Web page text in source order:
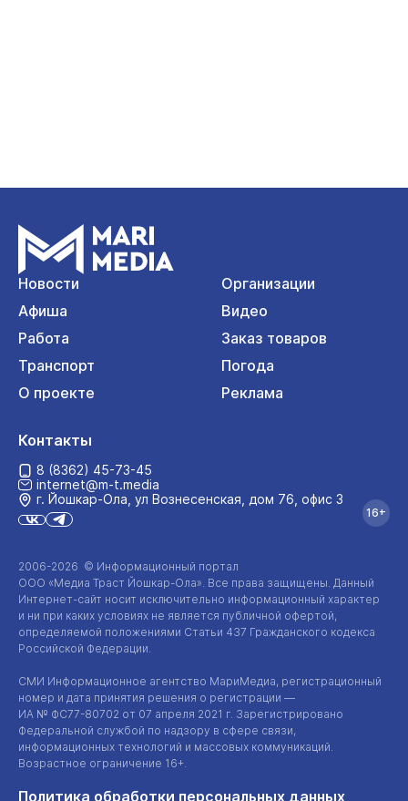
Новости
Организации
Афиша
Видео
Работа
Заказ товаров
Транспорт
Погода
О проекте
Реклама
2006-2026 © Информационный портал
ООО «Медиа Траст Йошкар-Ола». Все права защищены. Данный
Интернет-сайт носит исключительно информационный характер
и ни при каких условиях не является публичной офертой,
определяемой положениями Статьи 437 Гражданского кодекса
Российской Федерации.
СМИ Информационное агентство МариМедиа, регистрационный
номер и дата принятия решения о регистрации —
ИА № ФС77-80702 от 07 апреля 2021 г. Зарегистрировано
Федеральной службой по надзору в сфере связи,
информационных технологий и массовых коммуникаций.
Возрастное ограничение 16+.
Политика обработки персональных данных
Контакты
8 (8362) 45-73-45
internet@m-t.media
г. Йошкар‑Ола, ул Вознесенская, дом 76, офис 3
16+